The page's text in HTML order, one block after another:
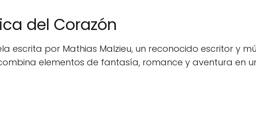
del Corazón
escrita por Mathias Malzieu, un reconocido escritor y
elementos de fantasía, romance y aventura en